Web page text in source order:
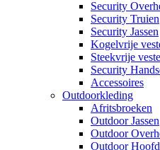
Security
Security Truien
Security Jassen
Kogelvrije
Steekvrije
Security
Accessoires
Outdoorkleding
Afritsbroeken
Outdoor Jassen
Outdoor
Outdoor